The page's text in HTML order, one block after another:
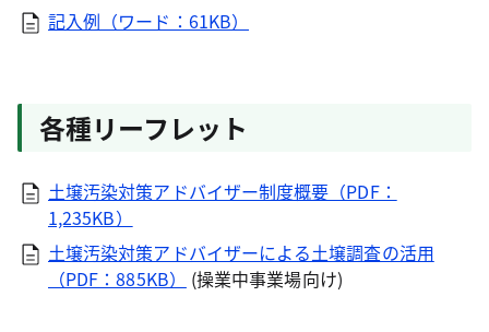
記入例（ワード：61KB）
各種リーフレット
土壌汚染対策アドバイザー制度概要（PDF：
1,235KB）
土壌汚染対策アドバイザーによる土壌調査の活用
（PDF：885KB）
(操業中事業場向け)